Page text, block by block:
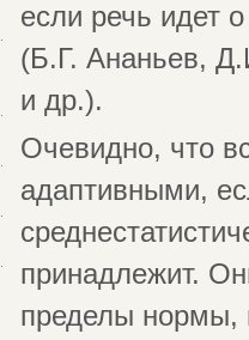
если речь идет
(Б.Г. Ананьев,
и др.).
Очевидно, что
адаптивными,
принадлежит.
пределы нормы,